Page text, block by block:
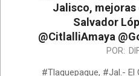
Jalisco, mejoras
Salvador
@CitlalliAmaya
POR:
#Tlaquepaque, #Jal.- El